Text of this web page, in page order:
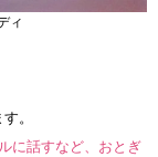
ィ
。
に話すなど、おとぎ